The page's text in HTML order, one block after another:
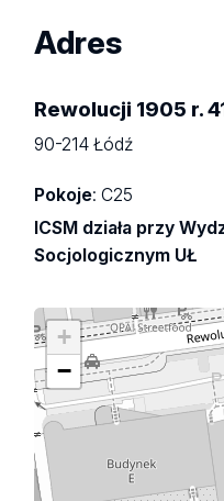
Adres
Rewolucji 1905 r.
90-214 Łódź
Pokoje: C25
ICSM działa przy
Socjologicznym UŁ
+
−